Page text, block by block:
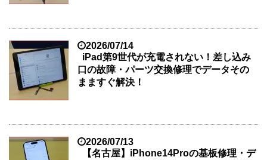
2026/07/14
iPad第9世代が充電されない！差し込み
口の故障・パーツ交換修理でデータその
まますぐ解決！
2026/07/13
【名古屋】iPhone14Proの基板修理・デ